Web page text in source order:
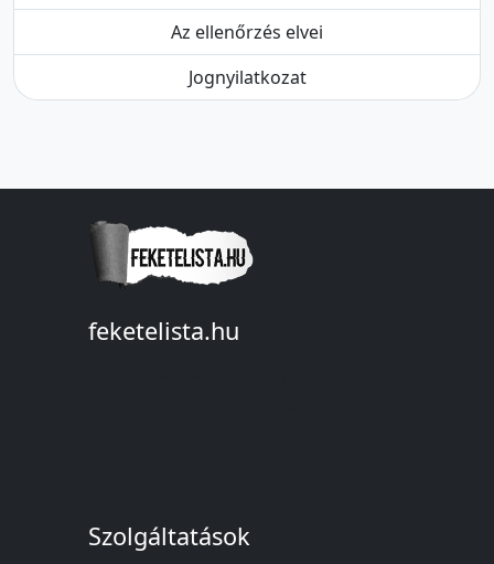
Az ellenőrzés elvei
Jognyilatkozat
feketelista.hu
Szolgáltatások